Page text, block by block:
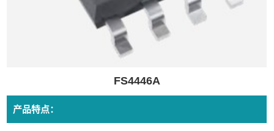
FS4446A
产品特点：